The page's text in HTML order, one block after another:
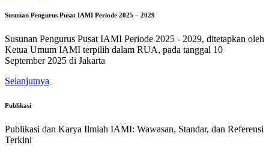
Susunan Pengurus Pusat IAMI Periode 2025 – 2029
Susunan Pengurus Pusat IAMI Periode 2025 - 2029, ditetapkan oleh
Ketua Umum IAMI terpilih dalam RUA, pada tanggal 10
September 2025 di Jakarta
Selanjutnya
Publikasi
Publikasi dan Karya Ilmiah IAMI: Wawasan, Standar, dan Referensi
Terkini